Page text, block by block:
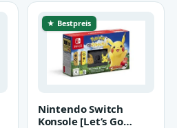
★ Bestpreis
Nintendo Switch
Konsole [Let’s Go